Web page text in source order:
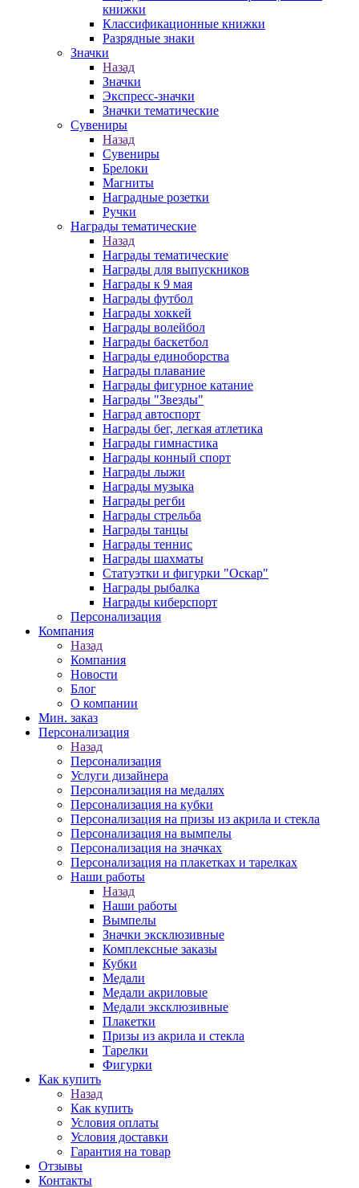
книжки
Классификационные книжки
Разрядные знаки
Значки
Назад
Значки
Экспресс-значки
Значки тематические
Сувениры
Назад
Сувениры
Брелоки
Магниты
Наградные розетки
Ручки
Награды тематические
Назад
Награды тематические
Награды для выпускников
Награды к 9 мая
Награды футбол
Награды хоккей
Награды волейбол
Награды баскетбол
Награды единоборства
Награды плавание
Награды фигурное катание
Награды "Звезды"
Наград автоспорт
Награды бег, легкая атлетика
Награды гимнастика
Награды конный спорт
Награды лыжи
Награды музыка
Награды регби
Награды стрельба
Награды танцы
Награды теннис
Награды шахматы
Статуэтки и фигурки "Оскар"
Награды рыбалка
Награды киберспорт
Персонализация
Компания
Назад
Компания
Новости
Блог
О компании
Мин. заказ
Персонализация
Назад
Персонализация
Услуги дизайнера
Персонализация на медалях
Персонализация на кубки
Персонализация на призы из акрила и стекла
Персонализация на вымпелы
Персонализация на значках
Персонализация на плакетках и тарелках
Наши работы
Назад
Наши работы
Вымпелы
Значки эксклюзивные
Комплексные заказы
Кубки
Медали
Медали акриловые
Медали эксклюзивные
Плакетки
Призы из акрила и стекла
Тарелки
Фигурки
Как купить
Назад
Как купить
Условия оплаты
Условия доставки
Гарантия на товар
Отзывы
Контакты